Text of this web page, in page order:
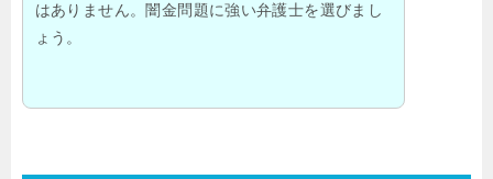
はありません。闇金問題に強い弁護士を選びまし
ょう。